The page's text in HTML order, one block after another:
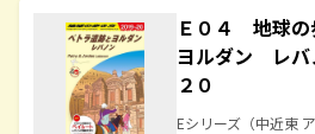
Ｅ０４ 地球
ヨルダン レバ
２０
Eシリーズ（中近東